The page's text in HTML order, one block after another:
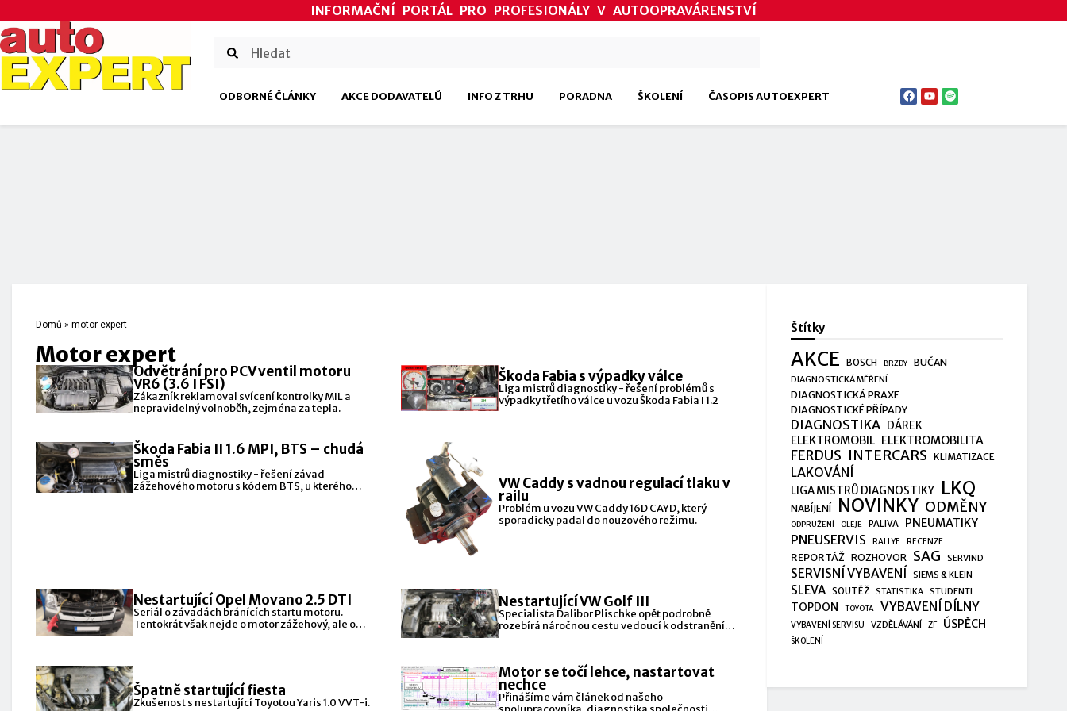
INFORMAČNÍ PORTÁL PRO PROFESIONÁLY V AUTOOPRAVÁRENSTVÍ
ODBORNÉ ČLÁNKY AKCE DODAVATELŮ INFO Z TRHU PORADNA ŠKOLENÍ ČASOPIS AUTOEXPERT
Domů » motor expert
motor expert
Odvětrání pro PCV ventil motoru
VR6 (3.6 I FSI)
Zákazník reklamoval svícení kontrolky MIL a
nepravidelný volnoběh, zejména za tepla.
Škoda Fabia s výpadky válce
Liga mistrů diagnostiky - řešení problémů s
výpadky třetího válce u vozu Škoda Fabia I 1.2
Škoda Fabia II 1.6 MPI, BTS – chudá
směs
Liga mistrů diagnostiky - řešení závad
zážehového motoru s kódem BTS, u kterého
VW Caddy s vadnou regulací tlaku v
railu
Problém u vozu VW Caddy 16D CAYD, který
sporadicky padal do nouzového režimu.
Nestartující Opel Movano 2.5 DTI
Seriál o závadách bránících startu motoru.
Tentokrát však nejde o motor zážehový, ale o
vznětový.
Nestartující VW Golf III
Specialista Dalibor Plischke opět podrobně
rozebírá náročnou cestu vedoucí k odstranění
Špatně startující fiesta
Zkušenost s nestartující Toyotou Yaris 1.0 VVT-i.
Motor se točí lehce, nastartovat
nechce
Přinášíme vám článek od našeho
Štítky
AKCE BOSCH BRZDY BUČAN
DIAGNOSTICKÁ MĚŘENÍ
DIAGNOSTICKÁ PRAXE
DIAGNOSTICKÉ PŘÍPADY
DIAGNOSTIKA DÁREK
ELEKTROMOBIL ELEKTROMOBILITA
FERDUS INTERCARS KLIMATIZACE
LAKOVÁNÍ
LIGA MISTRŮ DIAGNOSTIKY LKQ
NABÍJENÍ NOVINKY ODMĚNY
ODPRUŽENÍ OLEJE PALIVA PNEUMATIKY
PNEUSERVIS RALLYE RECENZE
REPORTÁŽ ROZHOVOR SAG SERVIND
SERVISNÍ VYBAVENÍ SIEMS & KLEIN
SLEVA SOUTĚŽ STATISTIKA STUDENTI
TOPDON TOYOTA VYBAVENÍ DÍLNY
VYBAVENÍ SERVISU VZDĚLÁVÁNÍ ZF ÚSPĚCH
ŠKOLENÍ